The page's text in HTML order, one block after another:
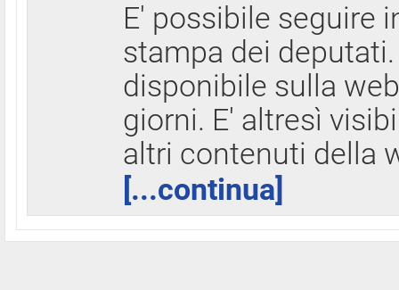
E' possibile seguire
stampa dei
disponibile sulla
giorni. E' altresì
altri contenuti della
[...continua]